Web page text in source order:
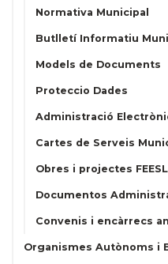
Normativa Municipal
Butlletí Informatiu
Models de Documents
Proteccio Dades
Administració
Cartes de Serveis
Obres i projectes FEESL
Documentos
Convenis i encàrrecs
Organismes Autònoms i